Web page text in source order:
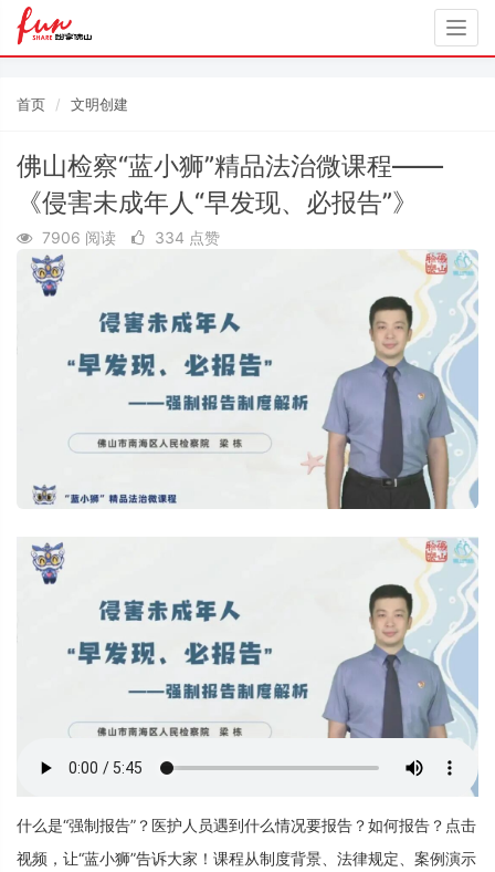
首页 文明创建
佛山检察“蓝小狮”精品法治微课程——
《侵害未成年人“早发现、必报告”》
7906 阅读 334 点赞
什么是“强制报告”？医护人员遇到什么情况要报告？如何报告？点击
视频，让“蓝小狮”告诉大家！课程从制度背景、法律规定、案例演示